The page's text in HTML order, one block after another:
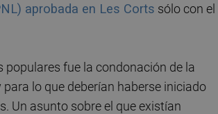
aprobada en Les Corts sólo con el
populares fue la condonación de la
lo que deberían haberse iniciado
Un asunto sobre el que existían